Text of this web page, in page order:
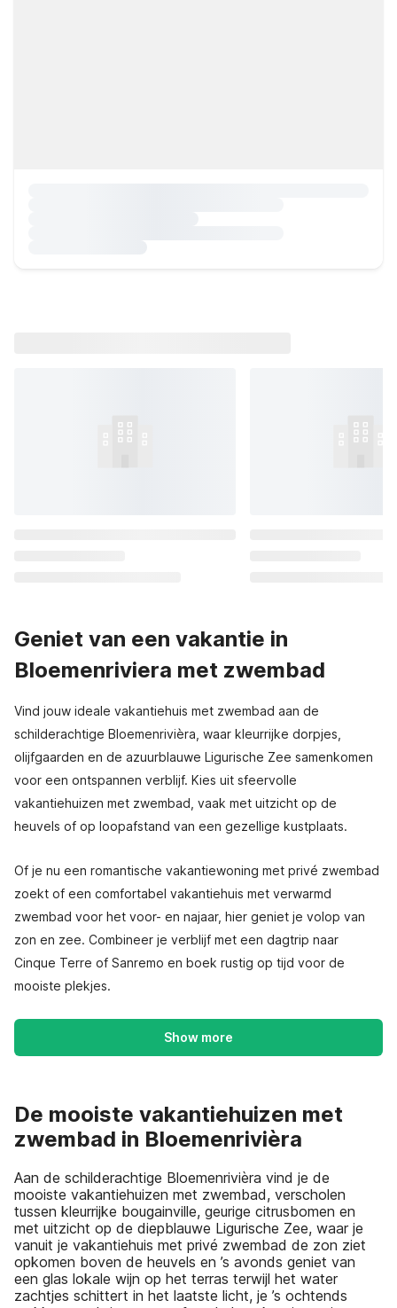
Geniet van een vakantie in
Bloemenriviera met zwembad
Vind jouw ideale vakantiehuis met zwembad aan de
schilderachtige Bloemenrivièra, waar kleurrijke dorpjes,
olijfgaarden en de azuurblauwe Ligurische Zee samenkomen
voor een ontspannen verblijf. Kies uit sfeervolle
vakantiehuizen met zwembad, vaak met uitzicht op de
heuvels of op loopafstand van een gezellige kustplaats.
Of je nu een romantische vakantiewoning met privé zwembad
zoekt of een comfortabel vakantiehuis met verwarmd
zwembad voor het voor- en najaar, hier geniet je volop van
zon en zee. Combineer je verblijf met een dagtrip naar
Cinque Terre of Sanremo en boek rustig op tijd voor de
mooiste plekjes.
Show more
De mooiste vakantiehuizen met
zwembad in Bloemenrivièra
Aan de schilderachtige Bloemenrivièra vind je de
mooiste vakantiehuizen met zwembad, verscholen
tussen kleurrijke bougainville, geurige citrusbomen en
met uitzicht op de diepblauwe Ligurische Zee, waar je
vanuit je vakantiehuis met privé zwembad de zon ziet
opkomen boven de heuvels en ’s avonds geniet van
een glas lokale wijn op het terras terwijl het water
zachtjes schittert in het laatste licht, je ’s ochtends